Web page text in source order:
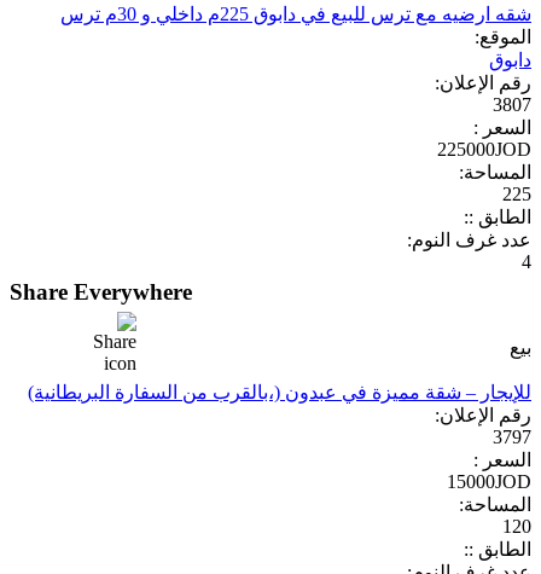
شقه ارضيه مع ترس للبيع في دابوق 225م داخلي و 30م ترس
الموقع:
دابوق
رقم الإعلان:
3807
السعر :
225000JOD
المساحة:
225
الطابق ::
عدد غرف النوم:
4
Share Everywhere
بيع
للإيجار – شقة مميزة في عبدون (،بالقرب من السفارة البريطانية)
رقم الإعلان:
3797
السعر :
15000JOD
المساحة:
120
الطابق ::